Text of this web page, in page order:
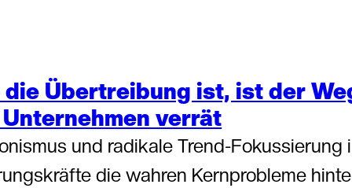
die Übertreibung ist, ist der
verrät
und radikale Trend-
die wahren Kernprobleme